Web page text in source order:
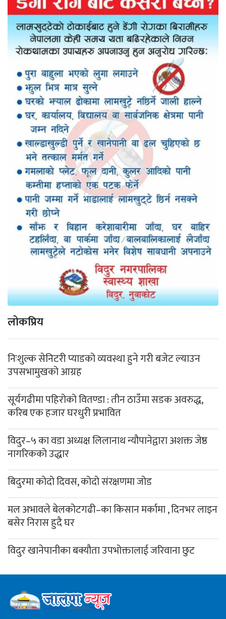
लोकप्रिय
निःशुल्क सेनिटरी प्याडको व्यवस्था हुने गरी बजेट ल्याउन
उपसभामुखको आग्रह
सूर्यगढीमा पहिरोको वितण्डा : तीन ठाउँमा सडक अवरुद्ध,
करिब एक हजार घरधुरी प्रभावित
विदुर–५ का वडा अध्यक्ष लिलानाथ न्यौपानेद्वारा अशक्त जेष्ठ
नागरिकको उद्धार
बिदुरमा कोदो दिवस, कोदो संरक्षणमा जोड
मल अभावले बेलकोटगढी–का किसान मर्कामा , दिनभर लाइन
बसेर निरास हुदै घर
विदुर खानेपानीका बक्यौता उपभोक्तालाई जरिवाना छुट